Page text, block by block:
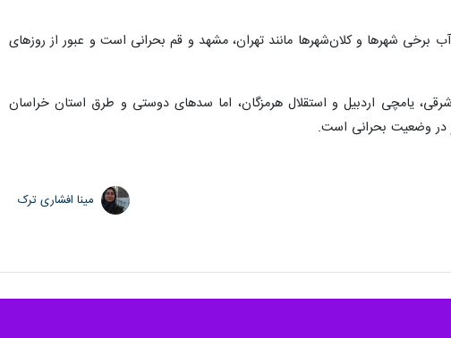
آب برخی شهرها و کلان‌شهرها مانند تهران، مشهد و قم بحرانی است و عبور از روزهای
یامچی اردبیل و استقلال هرمزگان، اما سدهای دوستی و طرق استان خراسان
در وضعیت بحرانی است.
مینا افشاری ترک